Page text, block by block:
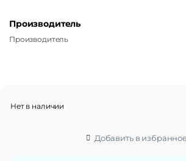
Производитель
Производитель
Нет в наличии
Добавить в